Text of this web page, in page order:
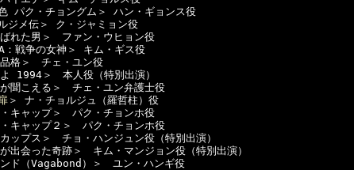
チョングム＞ ハン・ギョンス役
＞ ク・ジャミョン役
た男＞　ファン・ウヒョン役
の女神＞ キム・ギス役
格＞　チェ・ユン役
1994＞　本人役（特別出演）
こえる＞　チェ・ユン弁護士役
＞ ナ・チョルジュ（羅哲柱）役
ャップ＞　パク・チョンホ役
ャップ２＞　パク・チョンホ役
プス＞　チョ・ハンジュン役（特別出演）
会った奇跡＞　キム・マンジョン役（特別出演）
ド（Vagabond）＞　ユン・ハンギ役